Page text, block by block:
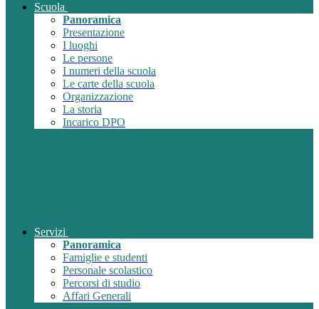
Scuola
Panoramica
Presentazione
I luoghi
Le persone
I numeri della scuola
Le carte della scuola
Organizzazione
La storia
Incarico DPO
Servizi
Panoramica
Famiglie e studenti
Personale scolastico
Percorsi di studio
Affari Generali